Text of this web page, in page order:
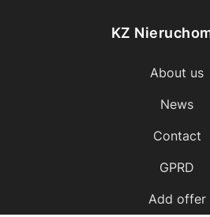
KZ
About us
News
Contact
GPRD
Add offer